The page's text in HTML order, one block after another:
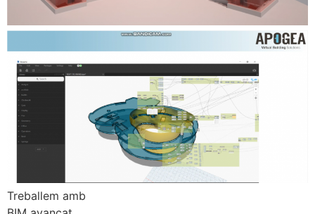
Treballem amb